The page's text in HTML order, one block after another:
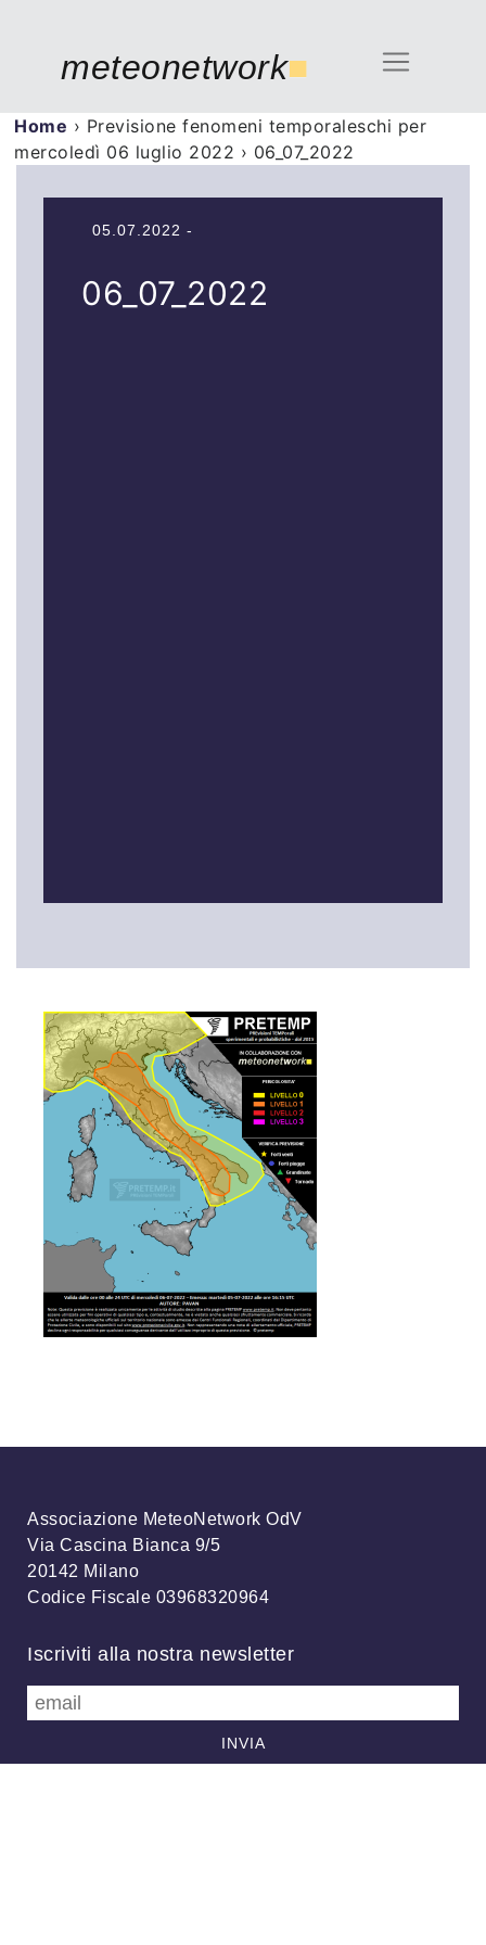
meteonetwork■
Home › Previsione fenomeni temporaleschi per
mercoledì 06 luglio 2022 › 06_07_2022
05.07.2022 -
06_07_2022
Associazione MeteoNetwork OdV
Via Cascina Bianca 9/5
20142 Milano
Codice Fiscale 03968320964
Iscriviti alla nostra newsletter